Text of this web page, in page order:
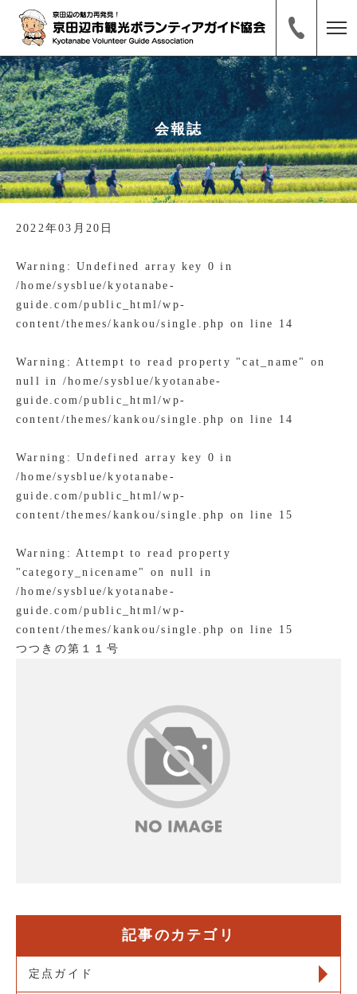
会報誌
2022年03月20日
Warning : Undefined array key 0 in
/home/sysblue/kyotanabe-
guide.com/public_html/wp-
content/themes/kankou/single.php on line 14
Warning : Attempt to read property "cat_name" on
null in /home/sysblue/kyotanabe-
guide.com/public_html/wp-
content/themes/kankou/single.php on line 14
Warning : Undefined array key 0 in
/home/sysblue/kyotanabe-
guide.com/public_html/wp-
content/themes/kankou/single.php on line 15
Warning : Attempt to read property
"category_nicename" on null in
/home/sysblue/kyotanabe-
guide.com/public_html/wp-
content/themes/kankou/single.php on line 15
つつきの第１１号
記事のカテゴリ
定点ガイド